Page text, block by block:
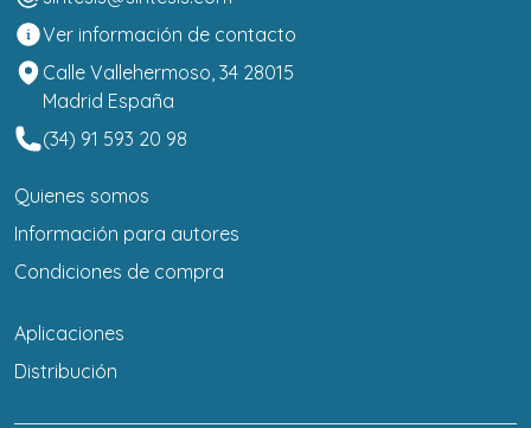
Ver información de contacto
Calle Vallehermoso, 34 28015
Madrid España
(34) 91 593 20 98
Quienes somos
Información para autores
Condiciones de compra
Aplicaciones
Distribución